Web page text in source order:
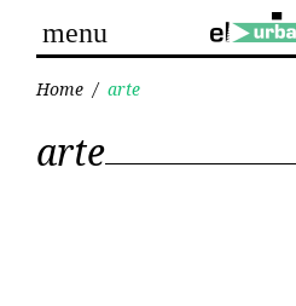
content
menu
Home / arte
arte
arte